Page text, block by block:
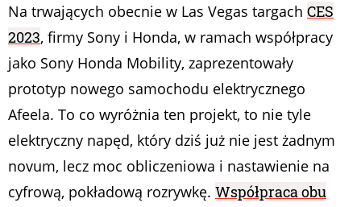
Na trwających obecnie w Las Vegas targach CES
2023, firmy Sony i Honda, w ramach współpracy
jako Sony Honda Mobility, zaprezentowały
prototyp nowego samochodu elektrycznego
Afeela. To co wyróżnia ten projekt, to nie tyle
elektryczny napęd, który dziś już nie jest żadnym
novum, lecz moc obliczeniowa i nastawienie na
cyfrową, pokładową rozrywkę. Współpraca obu